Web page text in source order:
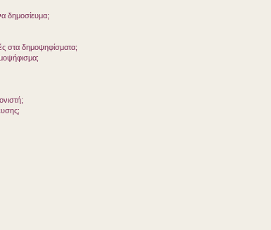
δημοσίευμα;
στα δημοψηφίσματα;